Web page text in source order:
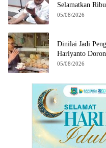
Selamatkan
05/08/2026
Dinilai Jadi
Hariyanto
Crispy di Serpong
05/08/2026